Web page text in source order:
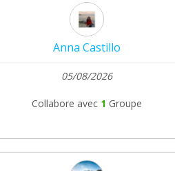
Anna Castillo
05/08/2026
Collabore avec 1 Groupe